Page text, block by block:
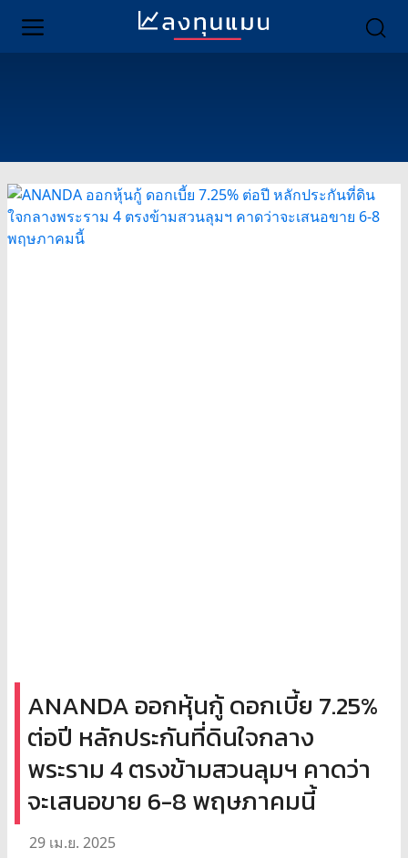
ANANDA ออกหุ้นกู้ ดอกเบี้ย 7.25%
ต่อปี หลักประกันที่ดินใจกลาง
พระราม 4 ตรงข้ามสวนลุมฯ คาดว่า
จะเสนอขาย 6-8 พฤษภาคมนี้
29 เม.ย. 2025